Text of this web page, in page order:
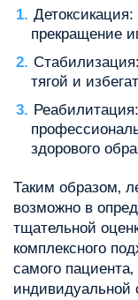
прекращение
тягой и
здорового
Таким образом‚
возможно в
тщательной
комплексного
самого
индивидуальной